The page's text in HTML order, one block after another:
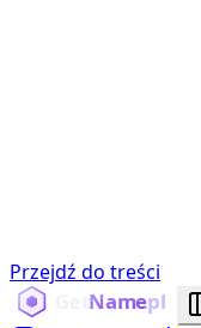
Przejdź do treści